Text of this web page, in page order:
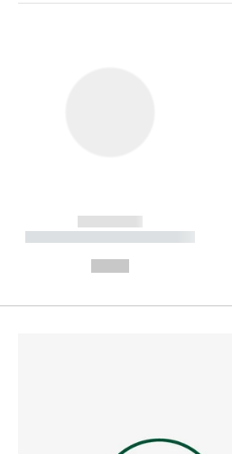
------------
----------- ----------- --------